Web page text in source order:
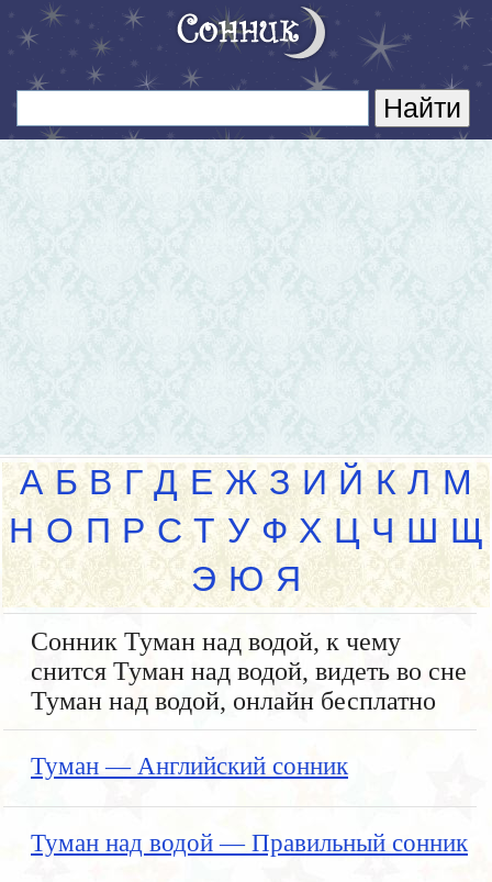
А Б В Г Д Е Ж З И Й К Л М
Н О П Р С Т У Ф Х Ц Ч Ш Щ
Э Ю Я
Сонник Туман над водой, к чему
снится Туман над водой, видеть во сне
Туман над водой, онлайн бесплатно
Туман — Английский сонник
Туман над водой — Правильный сонник